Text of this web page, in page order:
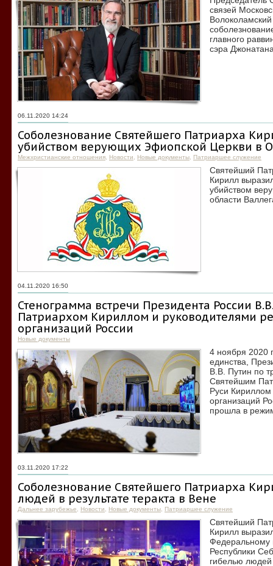
связей
главного
сэра
06.11.2020 14:24
Соболезнование Святейшего Патриарха
убийством верующих Эфиопской Церкви в
Межхристианские отношения Новости Новые документы Патриаршее служение
Святейший
Кирилл
убийством
области
04.11.2020 16:50
Стенограмма встречи Президента России
Патриархом Кириллом и руководителями
организаций России
Новые документы
4 ноября 2020
единства,
В.В. Путин по
Святейшим
Руси Кириллом
организаций
прошла в
03.11.2020 17:22
Соболезнование Святейшего Патриарха
людей в результате теракта в Вене
Дальнее зарубежье Новости Новые документы Патриаршее служение
Святейший
Кирилл
Федеральному
Республики
гибелью людей